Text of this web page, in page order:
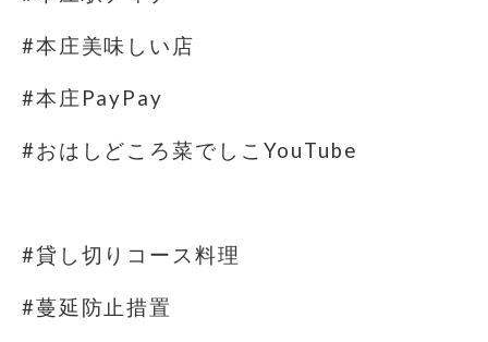
#本庄美味しい店
#本庄PayPay
#おはしどころ菜でしこYouTube
#貸し切りコース料理
#蔓延防止措置